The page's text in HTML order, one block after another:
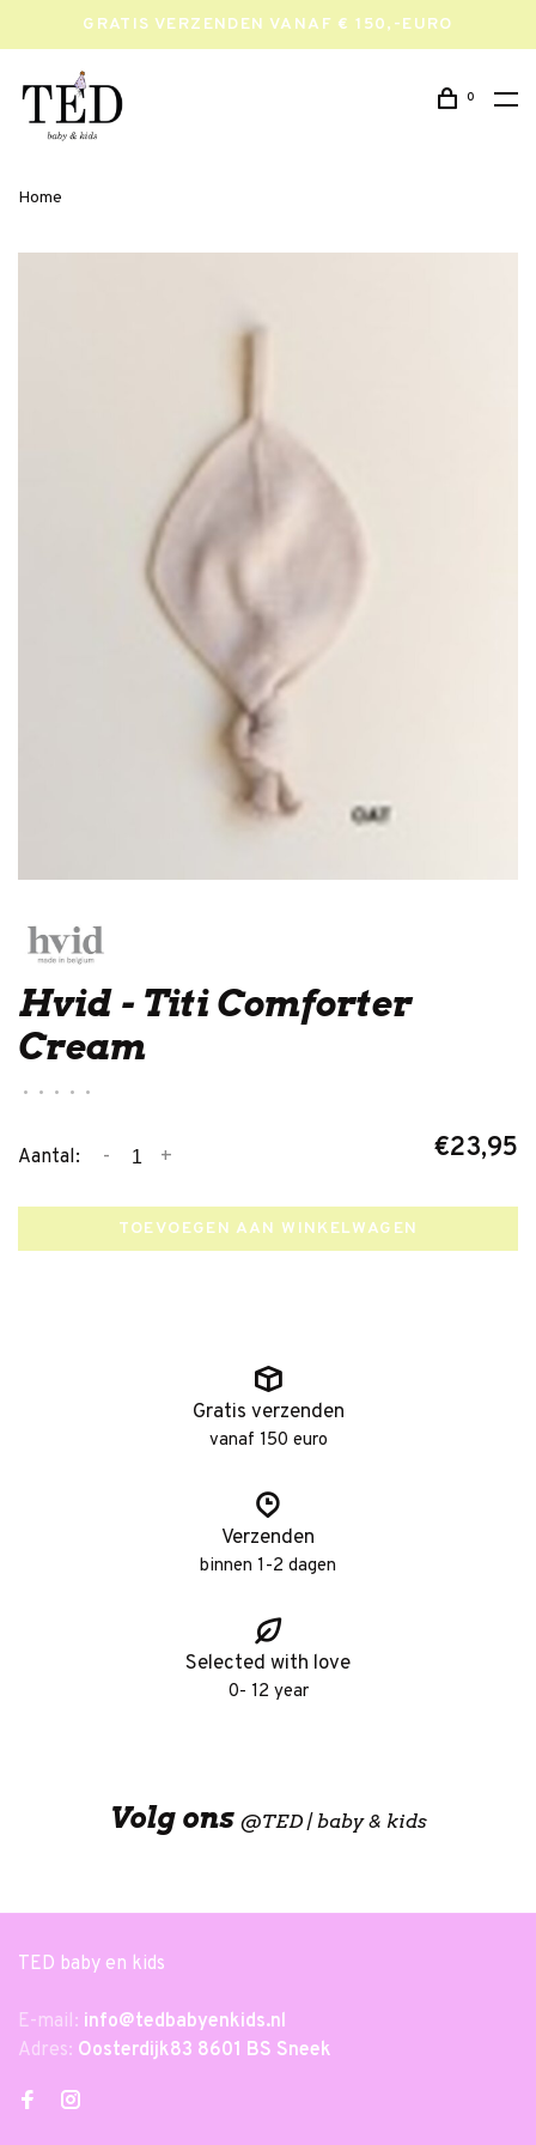
GRATIS VERZENDEN VANAF € 150,-EURO
0
Home
Hvid - Titi Comforter
Cream
• • • • •
Aantal: +
- €23,95
TOEVOEGEN AAN WINKELWAGEN
Gratis verzenden
vanaf 150 euro
Verzenden
binnen 1-2 dagen
Selected with love
0- 12 year
Volg ons @TED | baby & kids
TED baby en kids
E-mail: info@tedbabyenkids.nl
Adres: Oosterdijk83 8601 BS Sneek